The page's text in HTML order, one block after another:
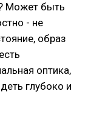
Может быть
- не
образ
оптика,
глубоко и